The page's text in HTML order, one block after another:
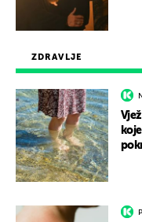
ZDRAVLJE